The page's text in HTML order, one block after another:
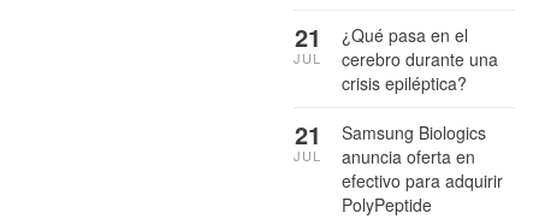
¿Qué pasa en el
cerebro durante una
crisis epiléptica?
21
JUL
Samsung Biologics
anuncia oferta en
efectivo para adquirir
PolyPeptide
21
JUL